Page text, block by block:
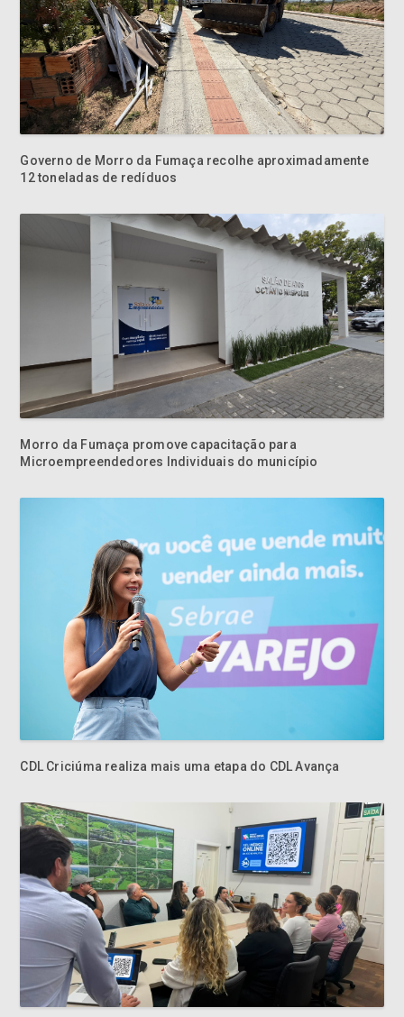
Governo de Morro da Fumaça recolhe aproximadamente
12 toneladas de redíduos
Morro da Fumaça promove capacitação para
Microempreendedores Individuais do município
CDL Criciúma realiza mais uma etapa do CDL Avança